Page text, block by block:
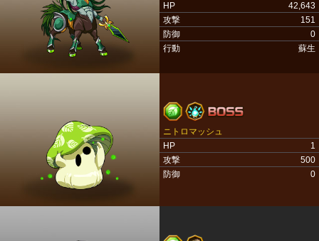
HP
42,643
攻撃
151
防御
0
行動
蘇生
ニトロマッシュ
HP
1
攻撃
500
防御
0